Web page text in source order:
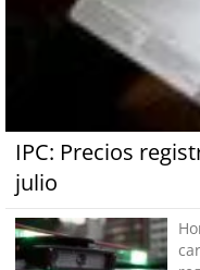
IPC: Precios
julio